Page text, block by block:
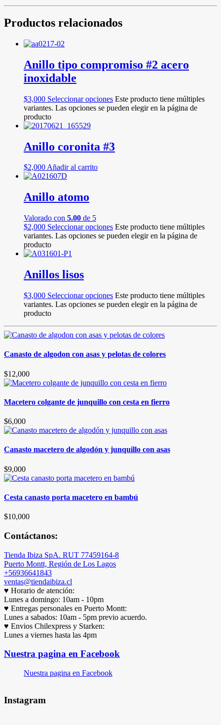
Productos relacionados
Anillo tipo compromiso #2 acero
inoxidable
$3,000 Seleccionar opciones Este producto tiene múltiples
variantes. Las opciones se pueden elegir en la página de
producto
Anillo coronita #3
$2,000Añadir al carrito
Anillo atomo
Valorado con 5.00 de 5
$2,000 Seleccionar opciones Este producto tiene múltiples
variantes. Las opciones se pueden elegir en la página de
producto
Anillos lisos
$3,000 Seleccionar opciones Este producto tiene múltiples
variantes. Las opciones se pueden elegir en la página de
producto
Canasto de algodon con asas y pelotas de colores
$12,000
Macetero colgante de junquillo con cesta en fierro
$6,000
Canasto macetero de algodón y junquillo con asas
$9,000
Cesta canasto porta macetero en bambú
$10,000
Contáctanos:
Tienda Ibiza SpA. RUT 77459164-8
Puerto Montt, Región de Los Lagos
+56936641843
ventas@tiendaibiza.cl
♥ Horario de atención:
Lunes a domingo: 10am - 10pm
♥ Entregas personales en Puerto Montt:
Lunes a sabados: 10am - 5pm previo acuerdo.
♥ Envios Chilexpress y Starken:
Lunes a viernes hasta las 4pm
Nuestra pagina en Facebook
Nuestra pagina en Facebook
Instagram